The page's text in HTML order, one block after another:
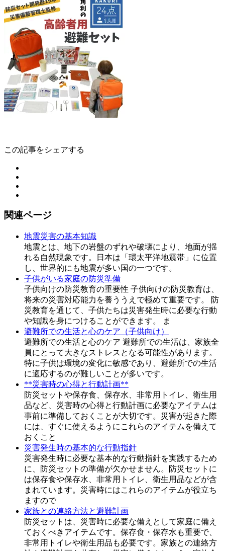
この記事をシェアする
関連ページ
地震災害の基本知識
地震とは、地下の岩盤のずれや破壊により、地面が揺
れる自然現象です。日本は「環太平洋地震帯」に位置
し、世界的にも地震が多い国の一つです。
子供がいる家庭の防災準備
子供向けの防災教育の重要性 子供向けの防災教育は、
将来の災害対応能力を養ううえで極めて重要です。 防
災教育を通じて、子供たちは災害発生時に必要な行動
や知識を身につけることができます。 ま
避難所での生活と心のケア（子供向け）
避難所での生活と心のケア 避難所での生活は、家族全
員にとって大きなストレスとなる可能性があります。
特に子供は環境の変化に敏感であり、避難所での生活
に適応するのが難しいことが多いです。
**災害時の心得と行動計画**
防災セットや保存食、保存水、非常用トイレ、衛生用
品など、災害時の心得と行動計画に必要なアイテムは
事前に準備しておくことが大切です。災害が起きた際
には、すぐに使えるようにこれらのアイテムを備えて
おくこと
災害発生時の基本的な行動指針
災害発生時に必要な基本的な行動指針を実践するため
に、防災セットの準備が欠かせません。防災セットに
は保存食や保存水、非常用トイレ、衛生用品などが含
まれています。災害時にはこれらのアイテムが役立ち
ますので
家族との連絡方法と避難計画
防災セットは、災害時に必要な備えとして家庭に備え
ておくべきアイテムです。保存食・保存水も重要で、
非常用トイレや衛生用品も必要です。家族との連絡方